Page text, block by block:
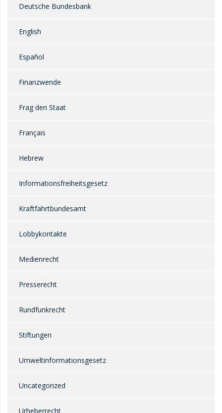
Deutsche Bundesbank
English
Español
Finanzwende
Frag den Staat
Français
Hebrew
Informationsfreiheitsgesetz
Kraftfahrtbundesamt
Lobbykontakte
Medienrecht
Presserecht
Rundfunkrecht
Stiftungen
Umweltinformationsgesetz
Uncategorized
Urheberrecht